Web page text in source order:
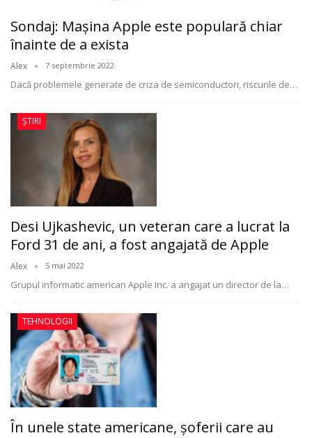
Sondaj: Mașina Apple este populară chiar
înainte de a exista
Alex 7 septembrie 2022
Dacă problemele generate de criza de semiconductori, riscurile de…
ȘTIRI
Desi Ujkashevic, un veteran care a lucrat la
Ford 31 de ani, a fost angajată de Apple
Alex 5 mai 2022
Grupul informatic american Apple Inc. a angajat un director de la…
TEHNOLOGII
În unele state americane, şoferii care au